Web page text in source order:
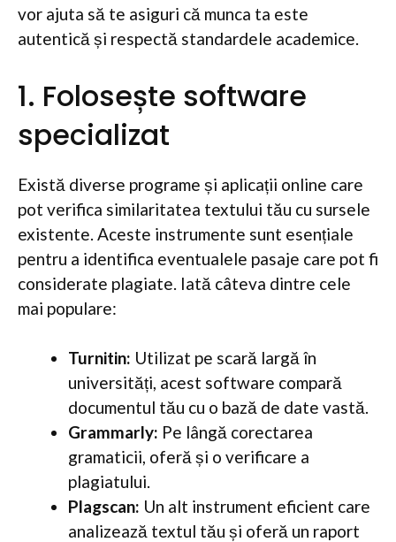
vor ajuta să te asiguri că munca ta este
autentică și respectă standardele academice.
1. Folosește software
specializat
Există diverse programe și aplicații online care
pot verifica similaritatea textului tău cu sursele
existente. Aceste instrumente sunt esențiale
pentru a identifica eventualele pasaje care pot fi
considerate plagiate. Iată câteva dintre cele
mai populare:
Turnitin: Utilizat pe scară largă în
universități, acest software compară
documentul tău cu o bază de date vastă.
Grammarly: Pe lângă corectarea
gramaticii, oferă și o verificare a
plagiatului.
Plagscan: Un alt instrument eficient care
analizează textul tău și oferă un raport